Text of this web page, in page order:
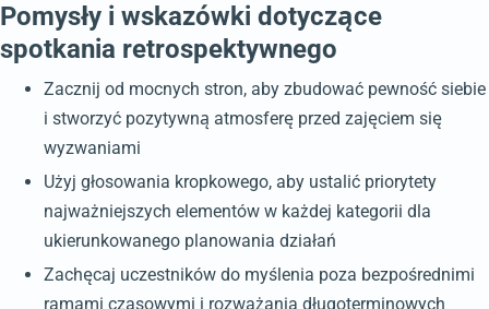
Pomysły i wskazówki dotyczące
spotkania retrospektywnego
Zacznij od mocnych stron, aby zbudować pewność siebie
i stworzyć pozytywną atmosferę przed zajęciem się
wyzwaniami
Użyj głosowania kropkowego, aby ustalić priorytety
najważniejszych elementów w każdej kategorii dla
ukierunkowanego planowania działań
Zachęcaj uczestników do myślenia poza bezpośrednimi
ramami czasowymi i rozważania długoterminowych